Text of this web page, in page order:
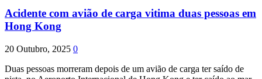
Acidente com avião de carga vitima duas pessoas em
Hong Kong
20 Outubro, 2025 0
Duas pessoas morreram depois de um avião de carga ter saído de